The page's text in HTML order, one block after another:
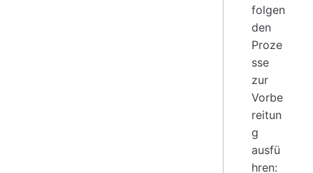
folgen
den
Proze
sse
zur
Vorbe
reitun
g
ausfü
hren: